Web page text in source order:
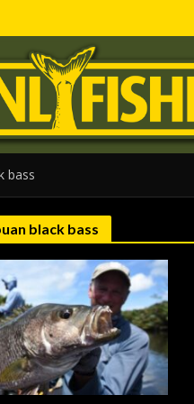
bass
black bass